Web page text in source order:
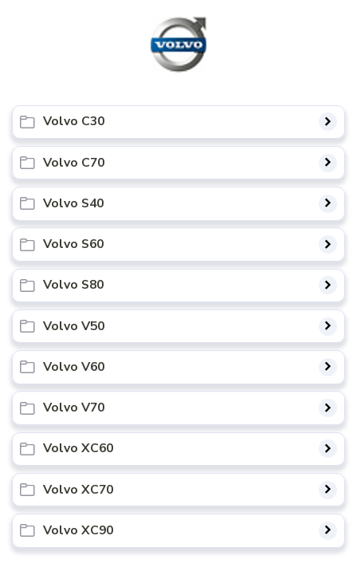
Volvo C30
Volvo C70
Volvo S40
Volvo S60
Volvo S80
Volvo V50
Volvo V60
Volvo V70
Volvo XC60
Volvo XC70
Volvo XC90